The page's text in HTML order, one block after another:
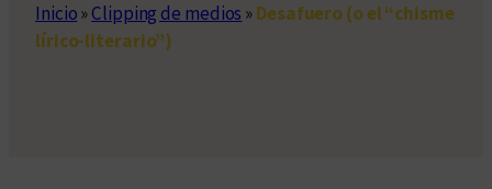
Inicio»Clipping de medios »Desafuero (o el “chisme
lírico-literario”)